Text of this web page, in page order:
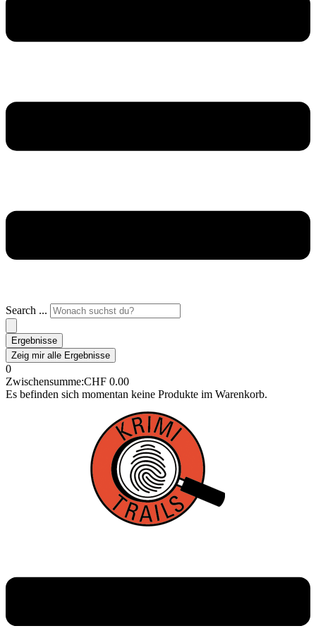
Search ...
Ergebnisse
Zeig mir alle Ergebnisse
0
Zwischensumme:CHF 0.00
Es befinden sich momentan keine Produkte im Warenkorb.